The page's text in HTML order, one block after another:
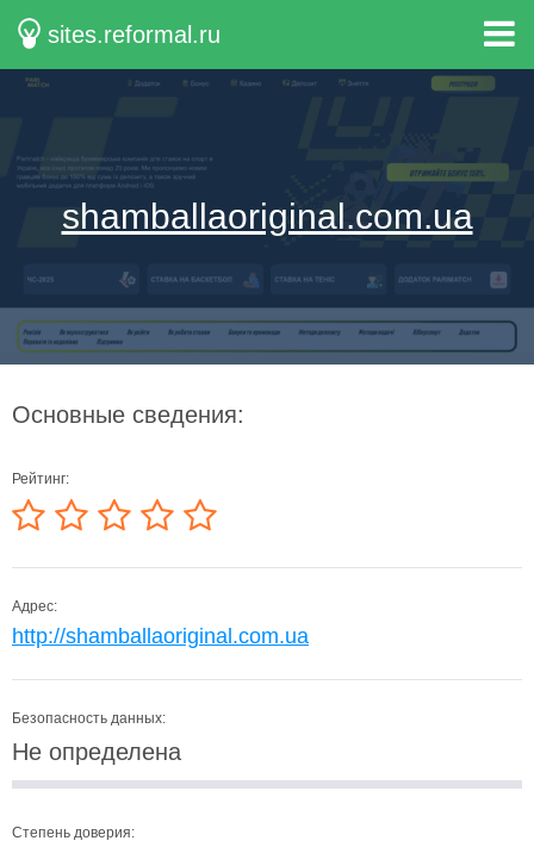
sites.reformal.ru
shamballaoriginal.com.ua
Основные сведения:
Рейтинг:
Адрес:
http://shamballaoriginal.com.ua
Безопасность данных:
Не определена
Степень доверия: